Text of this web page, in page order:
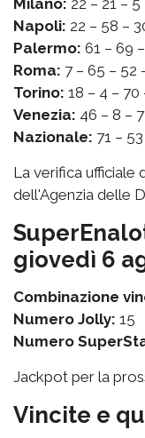
Napoli: 22 – 58 –
Palermo: 61 – 69
Roma: 7 – 65 – 52
Torino: 18 – 4 – 70
Venezia: 46 – 8 –
Nazionale: 71 –
La verifica ufficiale
dell'Agenzia delle
giovedì 6
Combinazione
Numero Jolly: 15
Numero
Jackpot per la
Vincite e